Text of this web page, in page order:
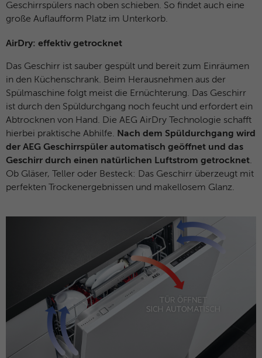
Geschirrspülers nach oben schieben. So findet auch eine
große Auflaufform Platz im Unterkorb.
AirDry: effektiv getrocknet
Das Geschirr ist sauber gespült und bereit zum Einräumen
in den Küchenschrank. Beim Herausnehmen aus der
Spülmaschine folgt meist die Ernüchterung. Das Geschirr
ist durch den Spüldurchgang noch feucht und erfordert ein
Abtrocknen von Hand. Die AEG AirDry Technologie schafft
hierbei praktische Abhilfe. Nach dem Spüldurchgang wird
der AEG Geschirrspüler automatisch geöffnet und das
Geschirr durch einen natürlichen Luftstrom getrocknet.
Ob Gläser, Teller oder Besteck: Das Geschirr überzeugt mit
perfekten Trockenergebnissen und makellosem Glanz.